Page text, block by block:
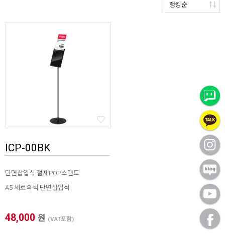
랭킹순
ICP-00BK
단면삽입식 철제POP스탠드
A5 세로흑색 단면삽입식
48,000 원 (VAT포함)